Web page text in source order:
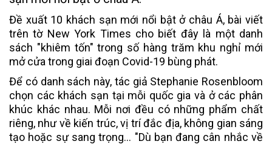
Đề xuất 10 khách sạn mới nổi bật ở châu Á, bài viết
trên tờ New York Times cho biết đây là một danh
sách "khiêm tốn" trong số hàng trăm khu nghỉ mới
mở cửa trong giai đoạn Covid-19 bùng phát.
Để có danh sách này, tác giả Stephanie Rosenbloom
chọn các khách sạn tại mỗi quốc gia và ở các phân
khúc khác nhau. Mỗi nơi đều có những phẩm chất
riêng, như về kiến trúc, vị trí đắc địa, không gian sáng
tạo hoặc sự sang trọng... "Dù bạn đang cân nhắc về